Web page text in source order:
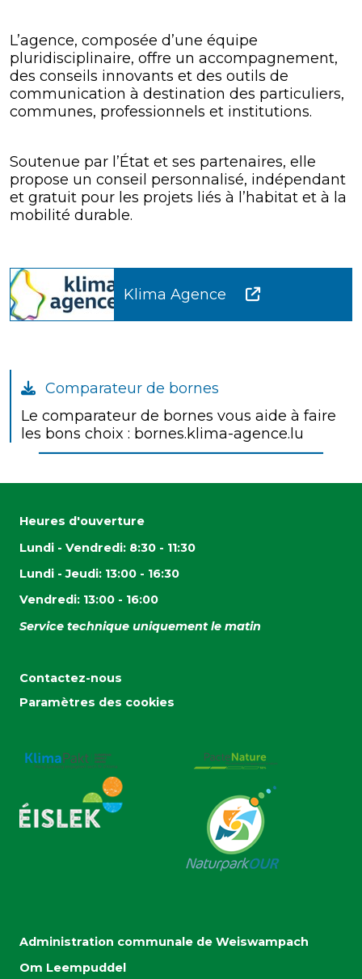
L’agence, composée d’une équipe
pluridisciplinaire, offre un accompagnement,
des conseils innovants et des outils de
communication à destination des particuliers,
communes, professionnels et institutions.
Soutenue par l’État et ses partenaires, elle
propose un conseil personnalisé, indépendant
et gratuit pour les projets liés à l’habitat et à la
mobilité durable.
Klima Agence
Comparateur de bornes
Le comparateur de bornes vous aide à faire
les bons choix : bornes.klima-agence.lu
Administration communale de Weiswampach
Om Leempuddel
Heures d'ouverture
Lundi - Vendredi: 8:30 - 11:30
Lundi - Jeudi: 13:00 - 16:30
Vendredi: 13:00 - 16:00
Service technique uniquement le matin
Contactez-nous
Paramètres des cookies